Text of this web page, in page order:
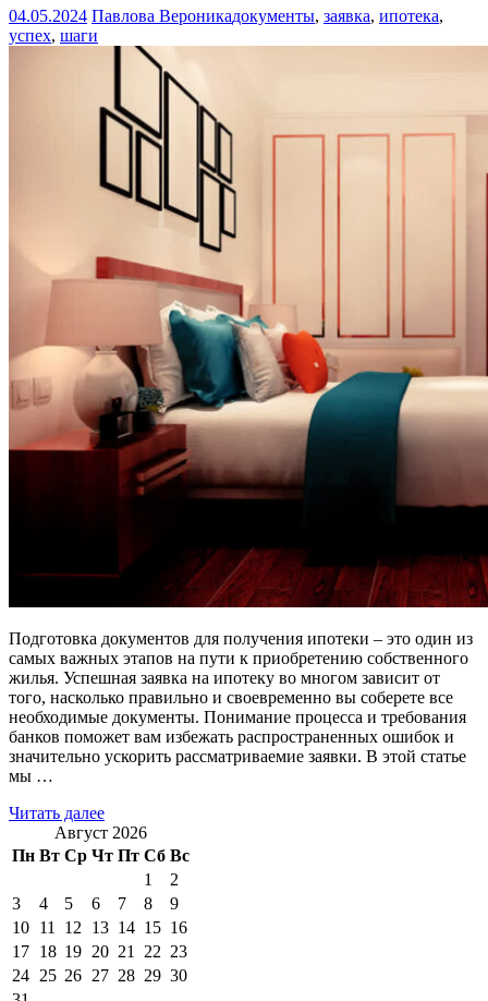
04.05.2024 Павлова Вероникадокументы, заявка, ипотека,
успех, шаги
Подготовка документов для получения ипотеки – это один из
самых важных этапов на пути к приобретению собственного
жилья. Успешная заявка на ипотеку во многом зависит от
того, насколько правильно и своевременно вы соберете все
необходимые документы. Понимание процесса и требования
банков поможет вам избежать распространенных ошибок и
значительно ускорить рассматриваемие заявки. В этой статье
мы …
Читать далее
Август 2026
Пн Вт Ср Чт Пт Сб Вс
1
2
3
4 5 6 7 8
9
10 11 12 13 14 15 16
17 18 19 20 21 22 23
24 25 26 27 28 29 30